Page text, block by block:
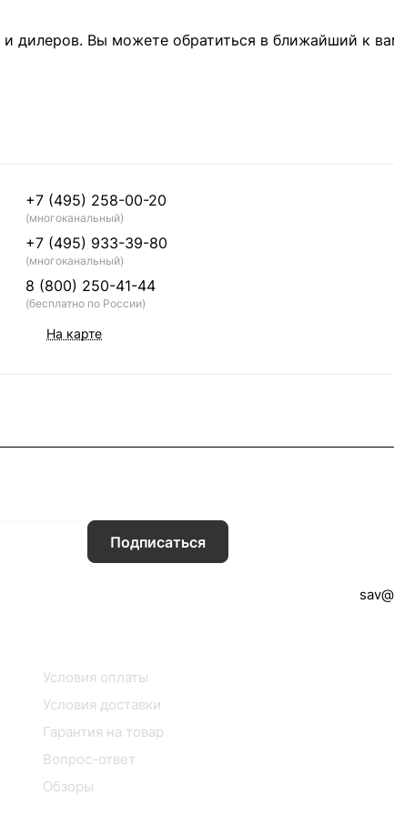
дилеров. Вы можете обратиться в ближайший к
+7 (495) 258-00-20
(многоканальный)
+7 (495) 933-39-80
(многоканальный)
8 (800) 250-41-44
(бесплатно по России)
На карте
Подписаться
Условия оплаты
Условия доставки
Гарантия на товар
Вопрос-ответ
Обзоры